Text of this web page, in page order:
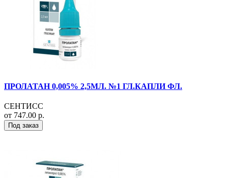
ПРОЛАТАН 0,005% 2,5МЛ. №1 ГЛ.КАПЛИ ФЛ.
СЕНТИСС
от 747.00 р.
Под заказ